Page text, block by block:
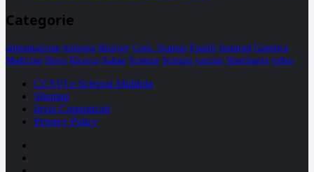
Categorie
alimentazione biologia Biology Com. Stampa Epatiti featured Genetica
Medicina News Ricerca Salute Science Scienza vaccini Veterinaria video
CCSVI e Sclerosi Multipla
Sitemap
Invia Comunicati
Privacy Policy